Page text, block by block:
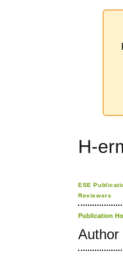
H-
ESE
Reviewers
Publication
Author